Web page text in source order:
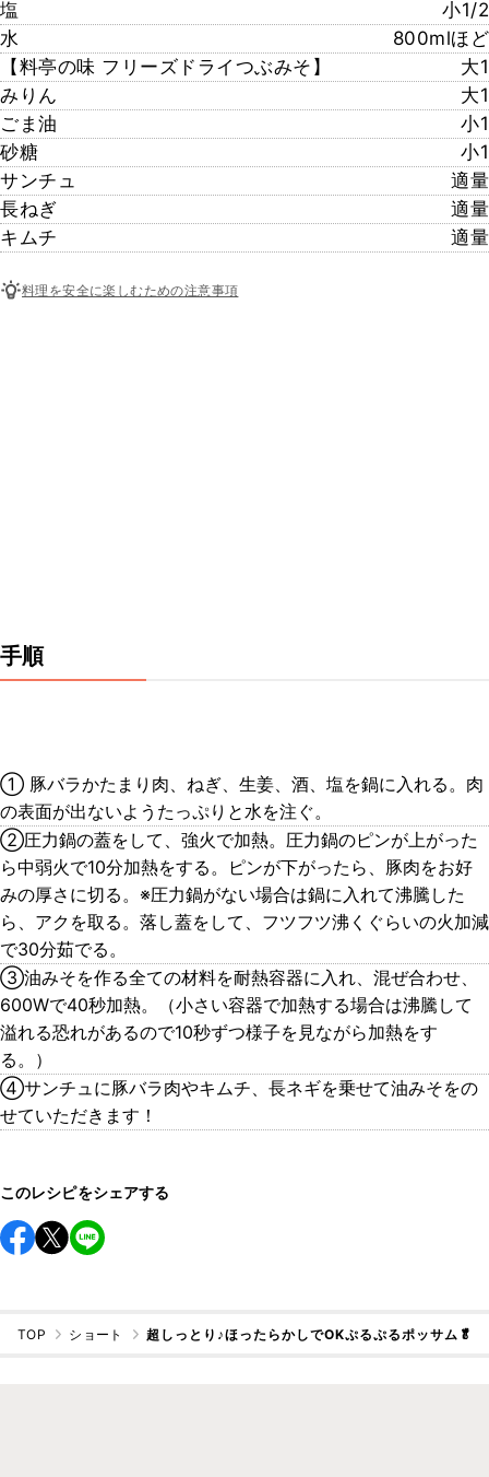
塩
小1/2
水
800mlほど
【料亭の味 フリーズドライつぶみそ】
大1
みりん
大1
ごま油
小1
砂糖
小1
サンチュ
適量
長ねぎ
適量
キムチ
適量
料理を安全に楽しむための注意事項
手順
① 豚バラかたまり肉、ねぎ、生姜、酒、塩を鍋に入れる。肉
の表面が出ないようたっぷりと水を注ぐ。
②圧力鍋の蓋をして、強火で加熱。圧力鍋のピンが上がった
ら中弱火で10分加熱をする。ピンが下がったら、豚肉をお好
みの厚さに切る。※圧力鍋がない場合は鍋に入れて沸騰した
ら、アクを取る。落し蓋をして、フツフツ沸くぐらいの火加減
で30分茹でる。
③油みそを作る全ての材料を耐熱容器に入れ、混ぜ合わせ、
600Wで40秒加熱。（小さい容器で加熱する場合は沸騰して
溢れる恐れがあるので10秒ずつ様子を見ながら加熱をす
る。）
④サンチュに豚バラ肉やキムチ、長ネギを乗せて油みそをの
せていただきます！
このレシピをシェアする
TOP ショート 超しっとり♪ほったらかしでOKぷるぷるポッサム🥬